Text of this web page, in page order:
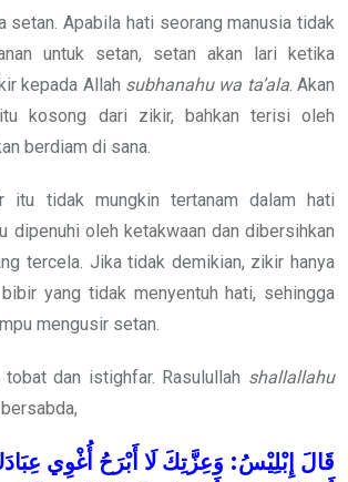
setan. Apabila hati seorang manusia tidak
untuk setan, setan akan lari ketika
kepada Allah subhanahu wa ta’ala. Akan
kosong dari zikir, bahkan terisi oleh
berdiam di sana.
itu tidak mungkin tertanam dalam hati
dipenuhi oleh ketakwaan dan dibersihkan
tercela. Jika tidak demikian, zikir hanya
yang tidak menyentuh hati, sehingga
mengusir setan.
dan istighfar. Rasulullah shallallahu
قَالَ إِبْلِيْسُ: وَعِزَّتِكَ لَا أَبْرَحُ أُغْوِي